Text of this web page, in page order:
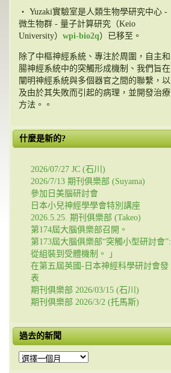
・ Yuzaki實驗室是人類生物學研究中心 -
微生物群 - 量子計算研究（Keio
University） wpi-bio2q）已移至。
除了中樞神經系統、專注於周圍，自主和
腸神經系統中的突觸形成機制、我們旨在
闡明神經系統與多個器官之間的聯繫，以
及由於其失敗而引起的病理，並開發治療
方法。。
什麼是新的?
2026/07/27 JC (石川)
2026/7/13 期刊俱樂部 (Suyama)
參加日美腦研討會
日本小兒神經學學會特別講座
2026.5.25. 期刊俱樂部 (Takeo)
第174屆大腦俱樂部召開。
第173屆大腦俱樂部“突觸小型研討會”:
從組裝到受體機制。 」
在第五屆英國-日本神經科學研討會發
表
期刊俱樂部 2026/03/15 (石川)
期刊俱樂部 2026/3/2 (托馬斯)
過去的新聞
過